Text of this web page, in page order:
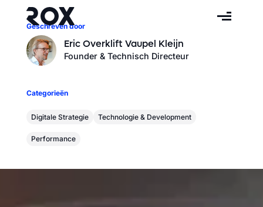
Geschreven door
Eric Overklift Vaupel Kleijn
Founder & Technisch Directeur
Categorieën
Digitale Strategie Technologie & Development
Performance